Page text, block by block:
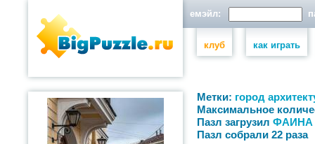
емэйл:
клуб как играть
Метки: город
Максимальное
Пазл загрузил ФАИНА
Пазл собрали 22 раза